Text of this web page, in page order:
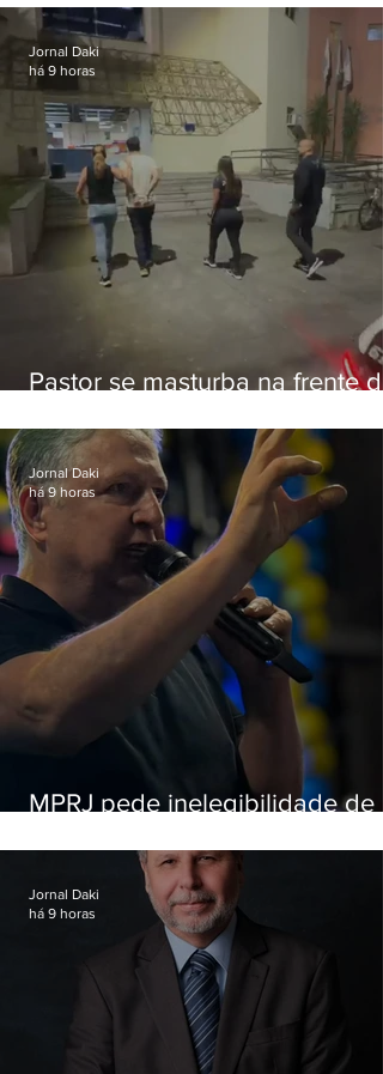
Botafogo
Pastor se masturba na frente de
Jornal Daki
há 9 horas
MPRJ pede inelegibilidade de
Jornal Daki
há 9 horas
Jornal Daki
há 9 horas